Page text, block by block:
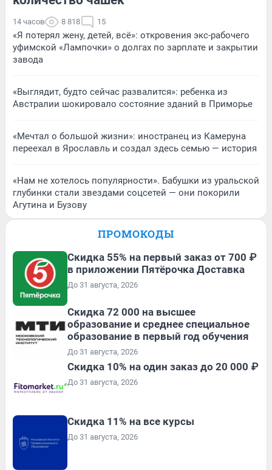
14 часов 8 818 15
«Я потерял жену, детей, всё»: откровения экс-рабочего
уфимской «Лампочки» о долгах по зарплате и закрытии
завода
«Выглядит, будто сейчас развалится»: ребенка из
Австралии шокировало состояние зданий в Приморье
«Мечтал о большой жизни»: иностранец из Камеруна
переехал в Ярославль и создал здесь семью — история
«Нам не хотелось популярности». Бабушки из уральской
глубинки стали звездами соцсетей — они покорили
Агутина и Бузову
ПРОМОКОДЫ
Скидка 55% на первый заказ от 700 ₽
в приложении Пятёрочка Доставка
До 31 августа, 2026
Скидка 72 000 на высшее
образование и среднее специальное
образование в первый год обучения
До 31 августа, 2026
Скидка 10% на один заказ до 20 000 ₽
До 31 августа, 2026
Скидка 11% на все курсы
До 31 августа, 2026